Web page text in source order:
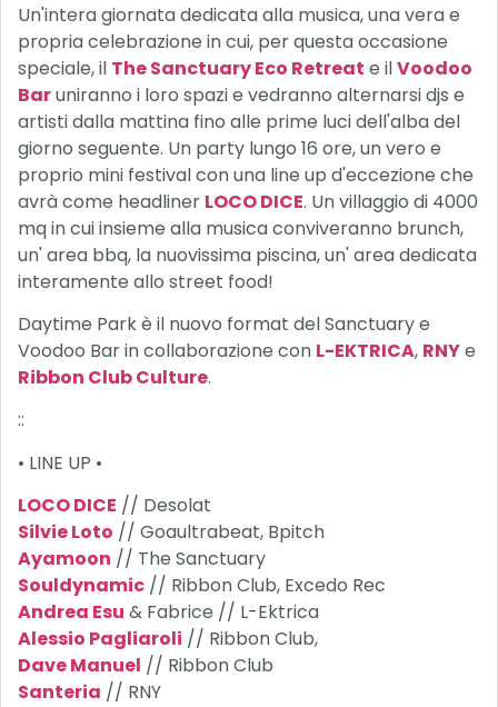
Un'intera giornata dedicata alla musica, una vera e
propria celebrazione in cui, per questa occasione
speciale, il The Sanctuary Eco Retreat e ilVoodoo
Baruniranno i loro spazi e vedranno alternarsi djs e
artisti dalla mattina fino alle prime luci dell'alba del
giorno seguente. Un party lungo 16 ore, un vero e
proprio mini festival con una line up d'eccezione che
avrà come headliner LOCO DICE. Un villaggio di 4000
mq in cui insieme alla musica conviveranno brunch,
un' area bbq, la nuovissima piscina, un' area dedicata
interamente allo street food!
Daytime Park è il nuovo format del Sanctuary e
Voodoo Bar in collaborazione con L-EKTRICA, RNYe
Ribbon Club Culture.
::
• LINE UP •
LOCO DICE // Desolat
Silvie Loto // Goaultrabeat, Bpitch
Ayamoon // The Sanctuary
Souldynamic // Ribbon Club, Excedo Rec
Andrea Esu & Fabrice // L-Ektrica
Alessio Pagliaroli // Ribbon Club,
Dave Manuel // Ribbon Club
Santeria // RNY